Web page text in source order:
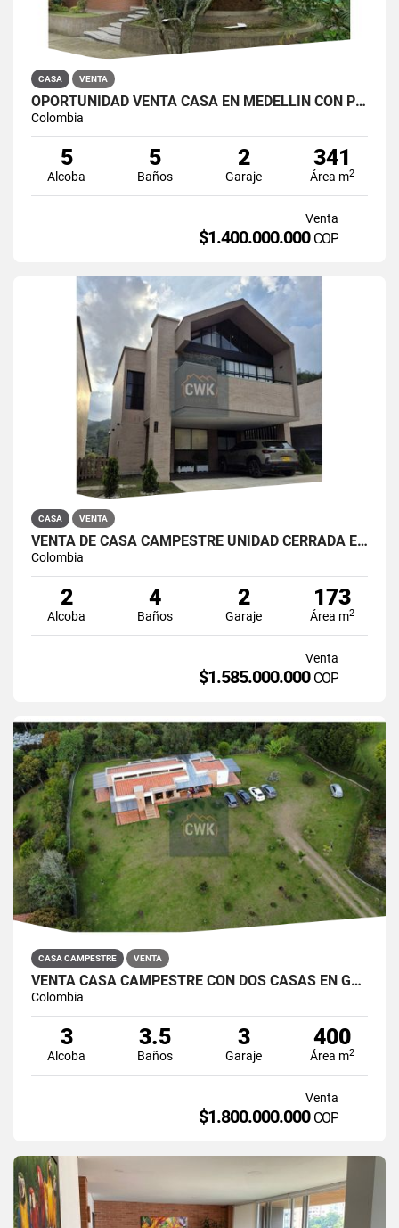
CASA VENTA
OPORTUNIDAD VENTA CASA EN MEDELLIN CON POTENCIAL DE EDIFICAR O AIRBNB
Colombia
5
Alcoba
5
Baños
2
Garaje
341
Área m2
Venta
$1.400.000.000 COP
CASA VENTA
VENTA DE CASA CAMPESTRE UNIDAD CERRADA EN EL RETIRO
Colombia
2
Alcoba
4
Baños
2
Garaje
173
Área m2
Venta
$1.585.000.000 COP
CASA CAMPESTRE VENTA
VENTA CASA CAMPESTRE CON DOS CASAS EN GUARNE SECTOR LA CLARITA
Colombia
3
Alcoba
3.5
Baños
3
Garaje
400
Área m2
Venta
$1.800.000.000 COP